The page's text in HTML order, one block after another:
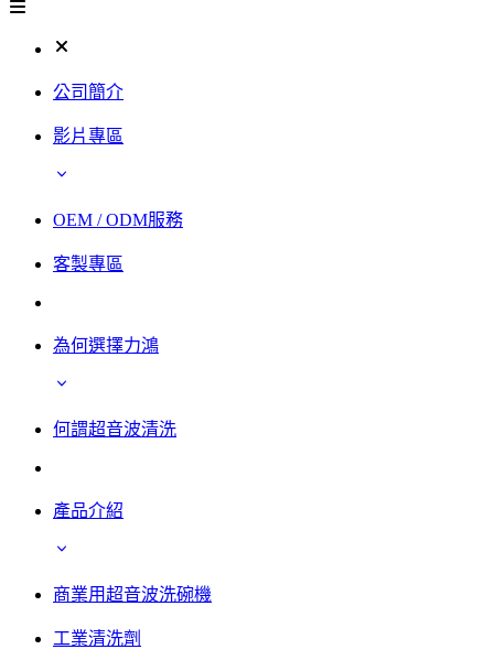
公司簡介
影片專區
OEM / ODM服務
客製專區
為何選擇力鴻
何謂超音波清洗
產品介紹
商業用超音波洗碗機
工業清洗劑